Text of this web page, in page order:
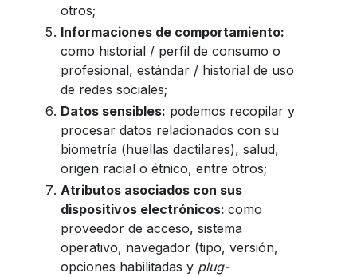
otros;
Informaciones de comportamiento:
como historial / perfil de consumo o
profesional, estándar / historial de uso
de redes sociales;
Datos sensibles: podemos recopilar y
procesar datos relacionados con su
biometría (huellas dactilares), salud,
origen racial o étnico, entre otros;
Atributos asociados con sus
dispositivos electrónicos: como
proveedor de acceso, sistema
operativo, navegador (tipo, versión,
opciones habilitadas y plug-